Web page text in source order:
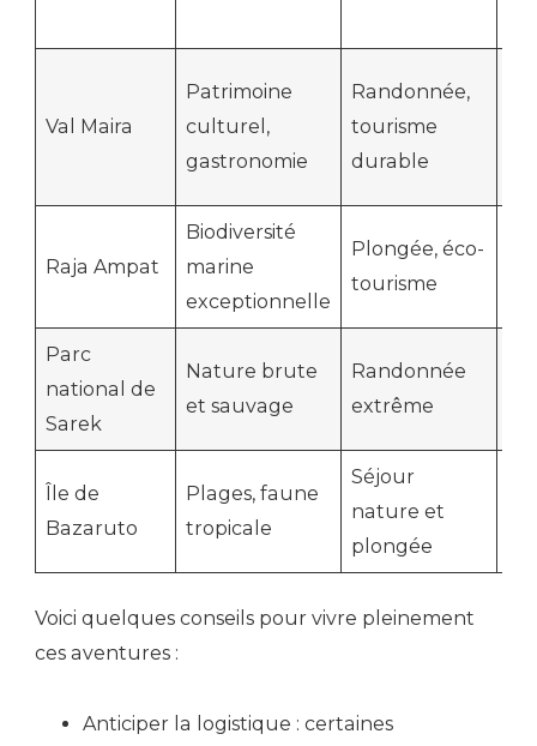
Val Maira
Patrimoine
culturel,
gastronomie
Randonnée,
tourisme
durable
Raja Ampat
Biodiversité
marine
exceptionnelle
Plongée, éco-
tourisme
Parc
national de
Sarek
Nature brute
et sauvage
Randonnée
extrême
Île de
Bazaruto
Plages, faune
tropicale
Séjour
nature et
plongée
Voici quelques conseils pour vivre pleinement
ces aventures :
Anticiper la logistique : certaines